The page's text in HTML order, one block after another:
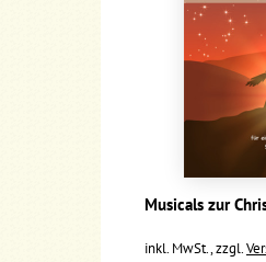
Musicals zur
inkl. MwSt., zzgl.